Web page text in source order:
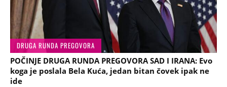
DRUGA RUNDA PREGOVORA
POČINJE DRUGA RUNDA PREGOVORA SAD I IRANA: Evo
koga je poslala Bela Kuća, jedan bitan čovek ipak ne
ide